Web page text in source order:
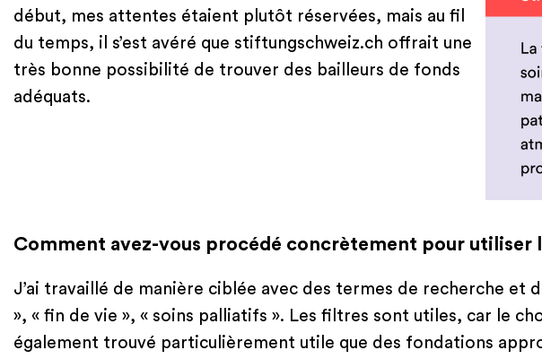
début, mes attentes étaient plutôt réservées, mais au fil
du temps, il s’est avéré que stiftungschweiz.ch offrait une
très bonne possibilité de trouver des bailleurs de fonds
adéquats.
Comment avez-vous procédé concrètement pour utiliser
J’ai travaillé de manière ciblée avec des termes de recherche et
», « fin de vie », « soins palliatifs ». Les filtres sont utiles, car le
également trouvé particulièrement utile que des fondations